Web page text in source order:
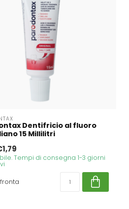
Dentifricio al fluoro
15 Millilitri
Tempi di consegna 1-3 giorni